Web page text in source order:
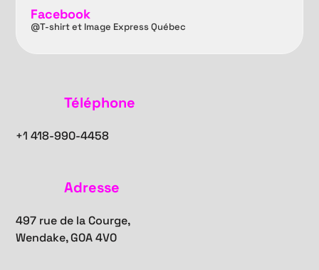
Facebook
@T-shirt et Image Express Québec
Téléphone
+1418-990-4458
Adresse
497 rue de la Courge,
Wendake, G0A 4V0